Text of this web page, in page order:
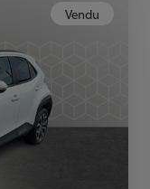
Vendu